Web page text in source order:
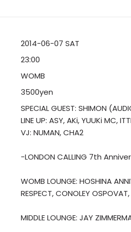
2014-06-07 SAT
23:00
WOMB
3500yen
SPECIAL GUEST: SHIMON
LINE UP: ASY, AKi, YUUKi MC,
VJ: NUMAN, CHA2
-LONDON CALLING 7th
WOMB LOUNGE: HOSHINA
RESPECT, CONOLEY
MIDDLE LOUNGE: JAY